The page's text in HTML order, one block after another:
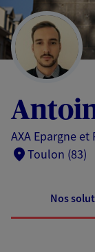
AXA Epargne
Toulon (83)
Nos